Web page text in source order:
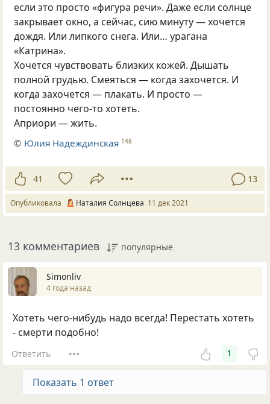
если это просто «фигура речи». Даже если солнце
закрывает окно, а сейчас, сию минуту — хочется
дождя. Или липкого снега. Или… урагана
«Катрина».
Хочется чувствовать близких кожей. Дышать
полной грудью. Смеяться — когда захочется. И
когда захочется — плакать. И просто —
постоянно чего-то хотеть.
Априори — жить.
© Юлия Надеждинская 148
41 13
Опубликовала Наталия Солнцева 11 дек 2021
13 комментариев популярные
Simonliv
4 года назад
Хотеть чего-нибудь надо всегда! Перестать хотеть
- смерти подобно!
Ответить 1
Показать 1 ответ